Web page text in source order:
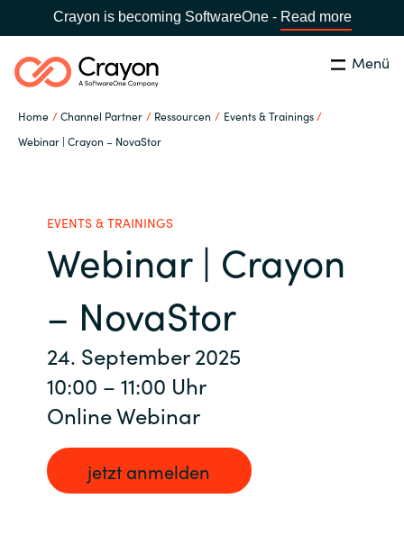
Crayon is becoming SoftwareOne - Read more
Menü
Home Channel Partner Ressourcen
Events & Trainings
Webinar | Crayon – NovaStor
Global site
Australia
Austria
Bulgaria
Czechia
Suchen Schließen
Unsere Expertise
Ressourcen
IT Campus - Customer Trainings
Über uns
Kontakt
EVENTS & TRAININGS
Webinar | Crayon
– NovaStor
24. September 2025
10:00 – 11:00 Uhr
Online Webinar
jetzt anmelden